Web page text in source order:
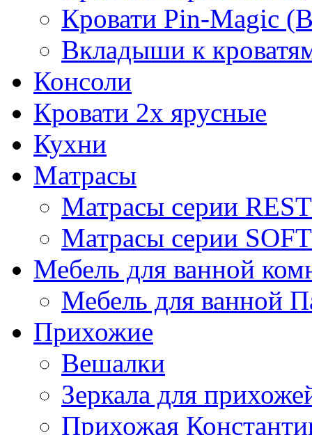
Кровати Pin-Magic
Вкладыши к
Консоли
Кровати 2х ярусные
Кухни
Матрасы
Матрасы серии REST
Матрасы серии SOFT
Мебель для ванной
Мебель для ванной
Прихожие
Вешалки
Зеркала для
Прихожая